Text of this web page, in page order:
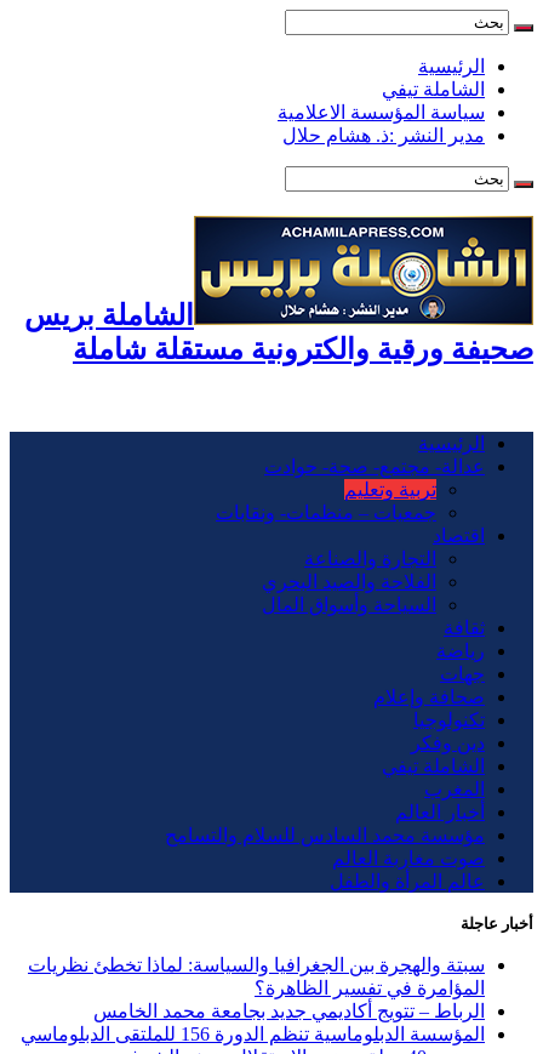
الرئيسية
الشاملة تيفي
سياسة المؤسسة الاعلامية
مدير النشر :ذ. هشام حلال
الشاملة بريس
صحيفة ورقية والكترونية مستقلة شاملة
الرئيسية
عدالة- مجتمع- صحة- حوادت
تربية وتعليم
جمعيات – منظمات- ونقابات
اقتصاد
التجارة والصناعة
الفلاحة والصيد البحري
السياحة وأسواق المال
ثقافة
رياضة
جهات
صحافة وإعلام
تكنولوجيا
دين وفكر
الشاملة تيفي
المغرب
أخبار العالم
مؤسسة محمد السادس للسلام والتسامح
صوت مغاربة العالم
عالم المرأة والطفل
أخبار عاجلة
سبتة والهجرة بين الجغرافيا والسياسة: لماذا تخطئ نظريات
المؤامرة في تفسير الظاهرة؟
الرباط – تتويج أكاديمي جديد بجامعة محمد الخامس
المؤسسة الدبلوماسية تنظم الدورة 156 للملتقى الدبلوماسي